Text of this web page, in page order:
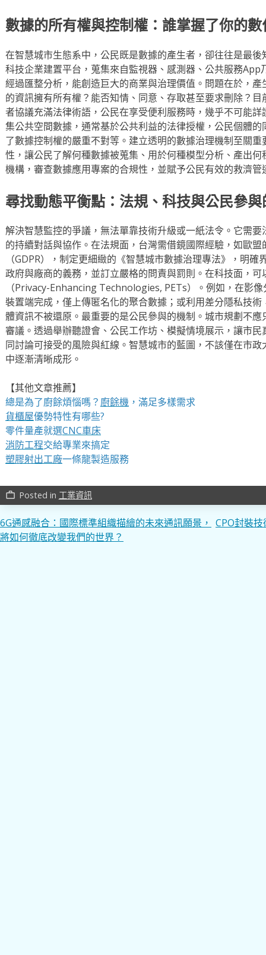
數據的所有權與控制權：誰掌握了你的
在智慧城市生態系中，公民既是數據的產生者，卻往往是最
科技企業建置平台，蒐集來自監視器、感測器、公共服務
經過匯整分析，能創造巨大的商業與治理價值。問題在於，
的資訊擁有所有權？能否知情、同意、存取甚至要求刪除？
者協議充滿法律術語，公民在享受便利服務時，幾乎不可能
集公共空間數據，通常基於公共利益的法律授權，公民個體
了數據控制權的嚴重不對等。建立透明的數據治理機制至關
性，讓公民了解何種數據被蒐集、用於何種模型分析、產出
機構，審查數據應用專案的合規性，並賦予公民有效的救濟
尋找動態平衡點：法規、科技與公民參
解決智慧監控的爭議，無法單靠技術升級或一紙法令。它需
的持續對話與協作。在法規面，台灣需借鏡國際經驗，如歐
（GDPR），制定更細緻的《智慧城市數據治理專法》，明
政府與廠商的義務，並訂立嚴格的問責與罰則。在科技面，
（Privacy-Enhancing Technologies, PETs）。例如，在影
裝置端完成，僅上傳匿名化的聚合數據；或利用差分隱私技
體資訊不被還原。最重要的是公民參與的機制。城市規劃不
審議。透過舉辦聽證會、公民工作坊、模擬情境展示，讓市
同討論可接受的風險與紅線。智慧城市的藍圖，不該僅在市
中逐漸清晰成形。
【其他文章推薦】
總是為了廚餘煩惱嗎？廚餘機，滿足多樣需求
貨櫃屋優勢特性有哪些?
零件量產就選CNC車床
消防工程交給專業來搞定
塑膠射出工廠一條龍製造服務
work_outline Posted in 工業資訊
文
章
6G通感融合：國際標準組織描繪的未來通訊願景，
將如何徹底改變我們的世界？
CPO封裝